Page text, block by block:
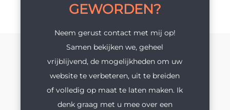
GEWORDEN?
Neem gerust contact met mij op!
Samen bekijken we, geheel
vrijblijvend, de mogelijkheden om uw
website te verbeteren, uit te breiden
of volledig op maat te laten maken. Ik
denk graag met u mee over een